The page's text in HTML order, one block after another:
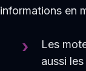
informations en
Les
aussi